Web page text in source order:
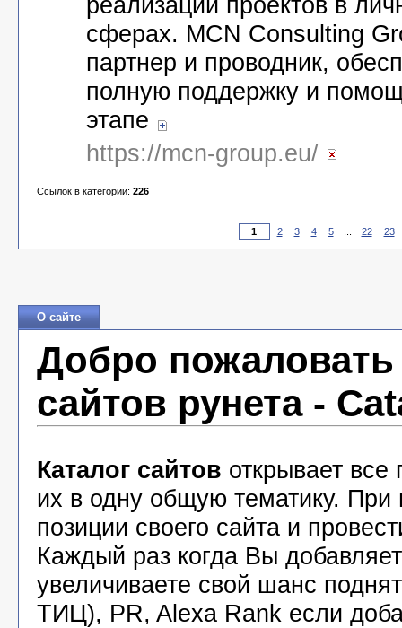
сферах. MCN Consulting
партнер и проводник,
полную поддержку и
этапе
https://mcn-group.eu/
Ссылок в категории: 226
2 3 4 5 22 23
О сайте
Добро
сайтов рунета -
Каталог сайтов открывает все
их в одну общую тематику.
позиции своего сайта и
Каждый раз когда Вы
увеличиваете свой шанс
ТИЦ), PR, Alexa Rank если